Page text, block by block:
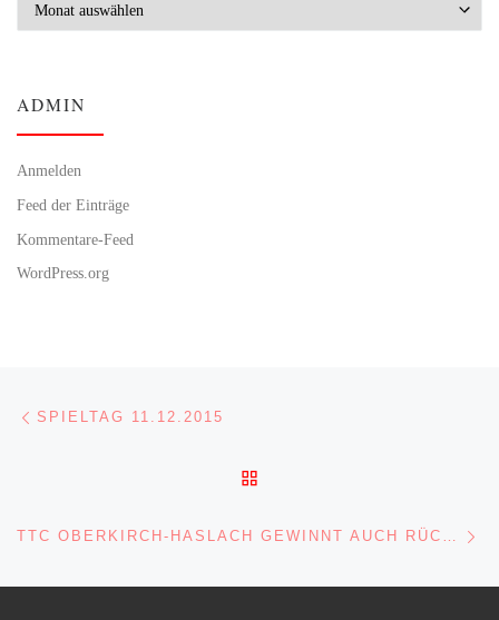
ADMIN
Anmelden
Feed der Einträge
Kommentare-Feed
WordPress.org
Beitragsnavigation
SPIELTAG 11.12.2015
TTC OBERKIRCH-HASLACH GEWINNT AUCH RÜCKSPIEL GEGEN DURBACH MIT 9:7